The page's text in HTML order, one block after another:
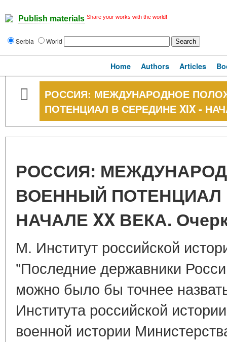
Publish materials Share your works with the world!
Serbia World
Home Authors Articles
РОССИЯ: МЕЖДУНАРОДНОЕ
ПОТЕНЦИАЛ В СЕРЕДИНЕ XIX -
РОССИЯ:
ВОЕННЫЙ ПОТЕНЦИАЛ
НАЧАЛЕ XX ВЕКА.
М. Институт российской
"Последние державники
можно было бы точнее
Института российской
военной истории